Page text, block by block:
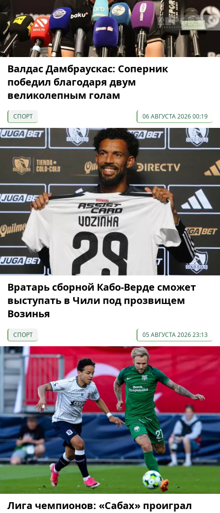
Валдас Дамбраускас: Соперник
победил благодаря двум
великолепным голам
СПОРТ 06 АВГУСТА 2026 00:19
Вратарь сборной Кабо-Верде сможет
выступать в Чили под прозвищем
Возинья
СПОРТ 05 АВГУСТА 2026 23:13
Лига чемпионов: «Сабах» проиграл